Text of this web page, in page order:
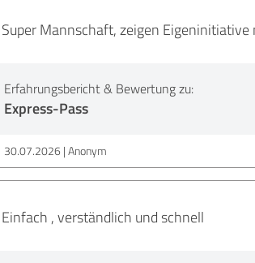
Super Mannschaft, zeigen Eigeninitiative
Erfahrungsbericht & Bewertung zu:
Express-Pass
30.07.2026 Anonym
Einfach , verständlich und schnell